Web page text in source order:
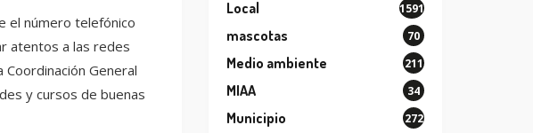
el número telefónico
atentos a las redes
General
y cursos de buenas
Local 1591
mascotas 70
Medio ambiente 211
MIAA 34
Municipio 272